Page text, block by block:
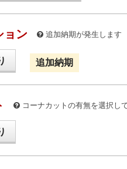
ョン 追加納期が発生します
追加納期
コーナカットの有無を選択し